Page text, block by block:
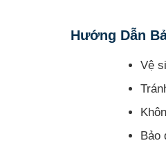
Hướng Dẫn
Vệ
Bảo